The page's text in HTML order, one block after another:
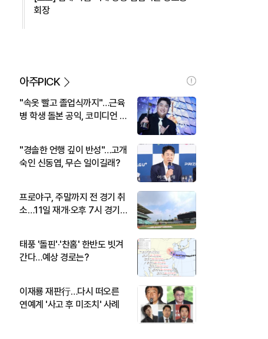
회장
아주PICK
"속옷 빨고 졸업식까지"…근육
병 학생 돌본 공익, 코미디언 김
"경솔한 언행 깊이 반성"…고개
숙인 신동엽, 무슨 일이길래?
프로야구, 주말까지 전 경기 취
소…11일 재개·오후 7시 경기
태풍 '돌핀'·'찬홈' 한반도 빗겨
간다…예상 경로는?
이재룡 재판行…다시 떠오른
연예계 '사고 후 미조치' 사례